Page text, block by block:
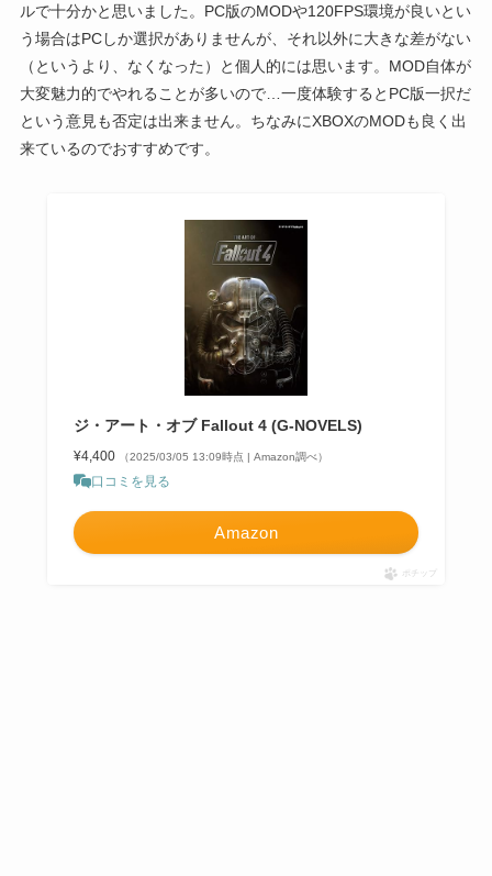
ルで十分かと思いました。PC版のMODや120FPS環境が良いとい
う場合はPCしか選択がありませんが、それ以外に大きな差がない
（というより、なくなった）と個人的には思います。MOD自体が
大変魅力的でやれることが多いので…一度体験するとPC版一択だ
という意見も否定は出来ません。ちなみにXBOXのMODも良く出
来ているのでおすすめです。
ジ・アート・オブ Fallout 4 (G-NOVELS)
¥4,400 （2025/03/05 13:09時点 | Amazon調べ）
口コミを見る
Amazon
ポチップ